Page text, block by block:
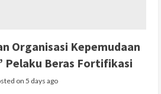
Organisasi Kepemudaan
Pelaku Beras Fortifikasi
on 5 days ago